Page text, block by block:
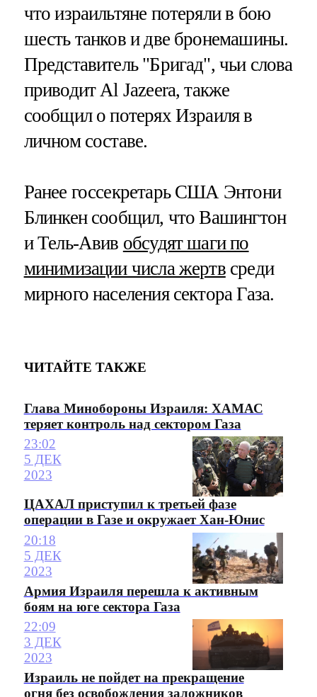
что израильтяне потеряли в бою
шесть танков и две бронемашины.
Представитель "Бригад", чьи слова
приводит Al Jazeera, также
сообщил о потерях Израиля в
личном составе.
Ранее госсекретарь США Энтони
Блинкен сообщил, что Вашингтон
и Тель-Авив обсудят шаги по
минимизации числа жертвсреди
мирного населения сектора Газа.
ЧИТАЙТЕ ТАКЖЕ
Глава Минобороны Израиля: ХАМАС
теряет контроль над сектором Газа
23:02
5 ДЕК
2023
ЦАХАЛ приступил к третьей фазе
операции в Газе и окружает Хан-Юнис
20:18
5 ДЕК
2023
Армия Израиля перешла к активным
боям на юге сектора Газа
22:09
3 ДЕК
2023
Израиль не пойдет на прекращение
огня без освобождения заложников